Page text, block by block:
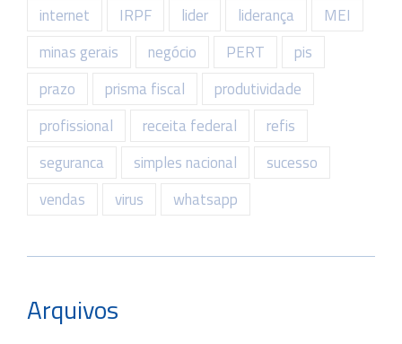
internet
IRPF lider liderança
MEI
minas gerais
negócio PERT
pis
prazo
prisma fiscal
produtividade
profissional
receita federal
refis
seguranca
simples nacional
sucesso
vendas
virus whatsapp
Arquivos